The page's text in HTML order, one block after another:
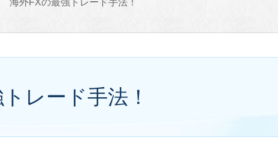
海外FXの最強トレード手法！
レード手法！